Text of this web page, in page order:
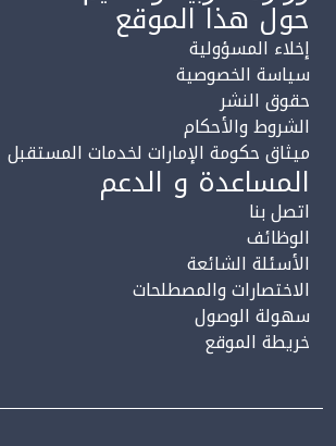
حول هذا الموقع
إخلاء المسؤولية
سياسة الخصوصية
حقوق النشر
الشروط والأحكام
ميثاق حكومة الإمارات لخدمات المستقبل
المساعدة و الدعم
اتصل بنا
الوظائف
الأسئلة الشائعة
الاختصارات والمصطلحات
سهولة الوصول
خريطة الموقع